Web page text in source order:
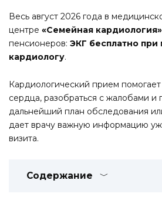
Весь август 2026 года в
центре «Семейная кардиология»
пенсионеров: ЭКГ бесплатно при
кардиологу.
Кардиологический прием
сердца, разобраться с жалобами и
дальнейший план обследования
дает врачу важную информацию
визита.
Содержание